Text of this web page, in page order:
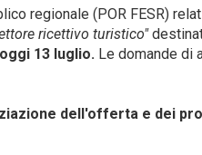
regionale (POR FESR)
ricettivo turistico"
oggi 13 luglio. Le domande di
dell'offerta e dei